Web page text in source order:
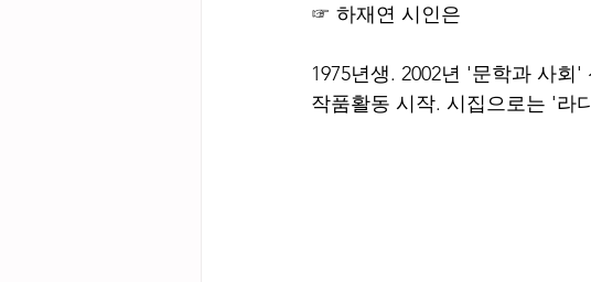
☞ 하재연 시인은
1975년생. 2002년 '문학과 사회
작품활동 시작. 시집으로는 '라